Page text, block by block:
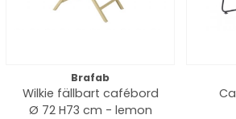
Brafab
Wilkie fällbart cafébord
Ø 72 H73 cm - lemon